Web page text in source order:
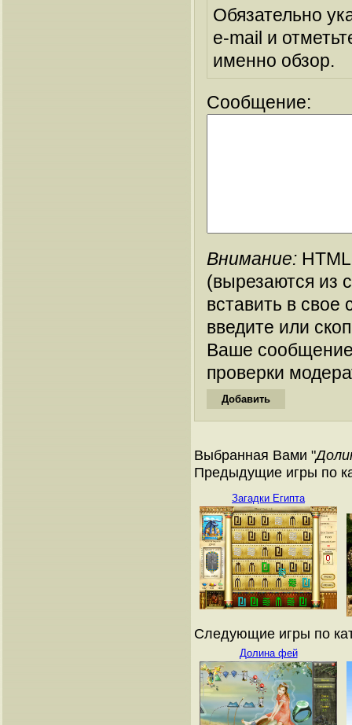
Обязательно
e-mail и
именно обзор.
Сообщение:
Внимание:
(вырезаются из
вставить в
введите или
Ваше
проверки
Выбранная Вами "
Предыдущие игры по
Загадки Египта
Следующие игры по
Долина фей